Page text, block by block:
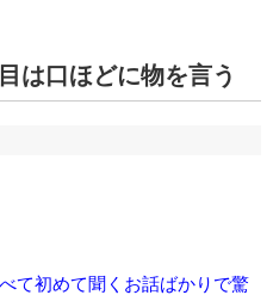
は口ほどに物を言う
て初めて聞くお話ばかりで驚